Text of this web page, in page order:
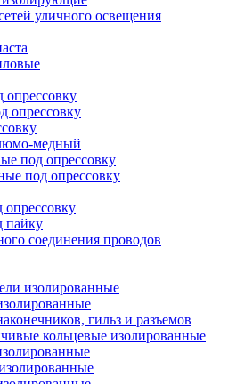
уличного освещения
опрессовку
медный
под опрессовку
под опрессовку
пайку
соединения проводов
изолированные
гильз и разъемов
кольцевые изолированные